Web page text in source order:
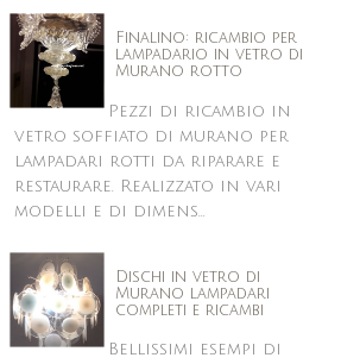
Finalino: ricambio per
lampadario in vetro di
Murano rotto
Pezzi di ricambio in
vetro soffiato di murano per
lampadari rotti da riparare e
restaurare. Realizzato in vari
modelli e di dimens...
Dischi in vetro di
Murano lampadari
completi e ricambi
Bellissimi esempi di